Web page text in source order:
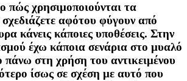
πώς χρησιμοποιούνται τα
σχεδιάζετε αφότου φύγουν από
κάνεις κάποιες υποθέσεις. Στην
έχω κάποια σενάρια στο μυαλό
πάνω στη χρήση του αντικειμένου
ίσως σε σχέση με αυτό που